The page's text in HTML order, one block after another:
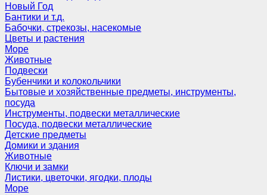
Новый Год
Бантики и т.д.
Бабочки, стрекозы, насекомые
Цветы и растения
Море
Животные
Подвески
Бубенчики и колокольчики
Бытовые и хозяйственные предметы, инструменты,
посуда
Инструменты, подвески металлические
Посуда, подвески металлические
Детские предметы
Домики и здания
Животные
Ключи и замки
Листики, цветочки, ягодки, плоды
Море